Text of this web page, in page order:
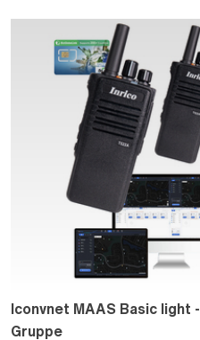
Iconvnet MAAS Basic light
Gruppe